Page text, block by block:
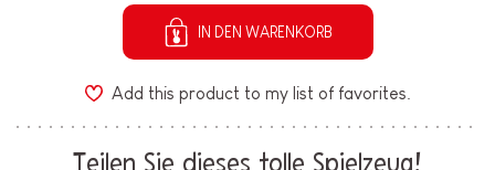
IN DEN WARENKORB
Add this product to my list of favorites.